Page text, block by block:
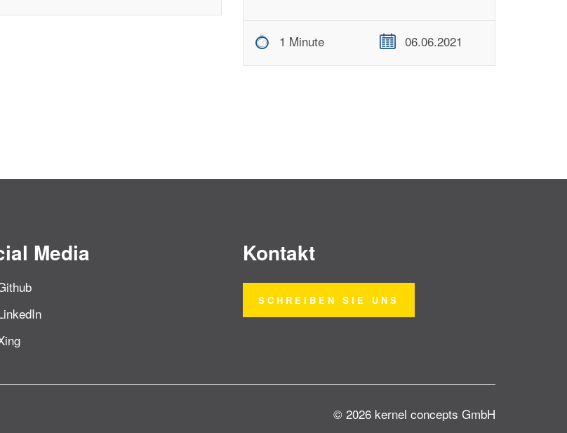
1 Minute 06.06.2021
Media Kontakt
SCHREIBEN SIE UNS
© 2026 kernel concepts GmbH